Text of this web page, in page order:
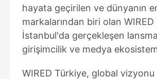
hayata geçirilen ve dünyanın
markalarından biri olan
İstanbul'da gerçekleşen
girişimcilik ve medya
WIRED Türkiye, global